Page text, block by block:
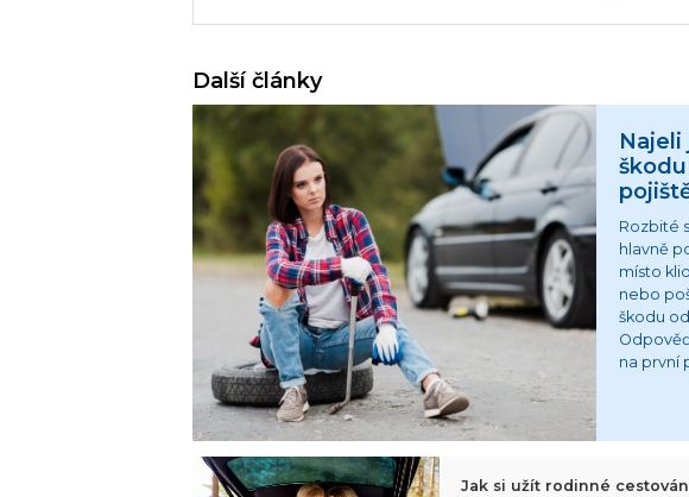
Další články
Najeli
Rozbité
hlavně
místo
nebo
škodu
na první
Jak si užít rodinné